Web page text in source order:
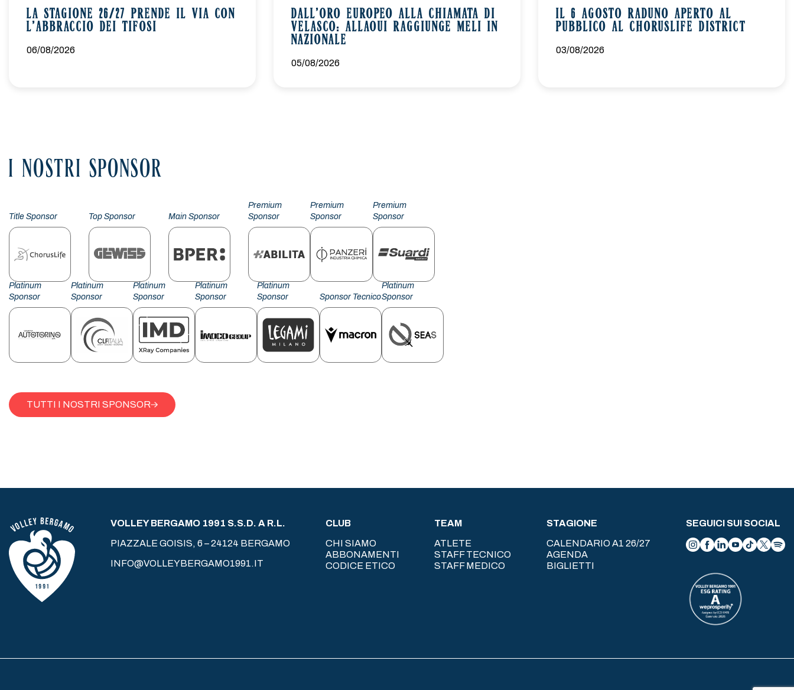
LA STAGIONE 26/27 PRENDE IL VIA CON
L’ABBRACCIO DEI TIFOSI
06/08/2026
DALL’ORO EUROPEO ALLA CHIAMATA DI
VELASCO: ALLAOUI RAGGIUNGE MELI IN
NAZIONALE
05/08/2026
IL 6 AGOSTO RADUNO APERTO AL
PUBBLICO AL CHORUSLIFE DISTRICT
03/08/2026
I NOSTRI SPONSOR
Title Sponsor Top Sponsor Main Sponsor
Premium
Sponsor
Premium
Sponsor
Premium
Sponsor
Platinum
Sponsor
Platinum
Sponsor
Platinum
Sponsor
Platinum
Sponsor
Platinum
Sponsor
Sponsor Tecnico
Platinum
Sponsor
TUTTI I NOSTRI SPONSOR
VOLLEY BERGAMO 1991 S.S.D. A R.L.
PIAZZALE GOISIS, 6 – 24124 BERGAMO
INFO@VOLLEYBERGAMO1991.IT
CLUB
CHI SIAMO
ABBONAMENTI
CODICE ETICO
TEAM
ATLETE
STAFF TECNICO
STAFF MEDICO
STAGIONE
CALENDARIO A1 26/27
AGENDA
BIGLIETTI
SEGUICI SUI SOCIAL